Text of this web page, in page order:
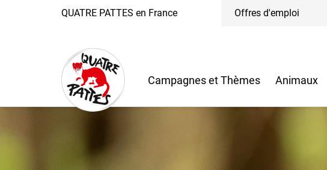
QUATRE PATTES en France Offres d'emploi
Campagnes et Thèmes Animaux